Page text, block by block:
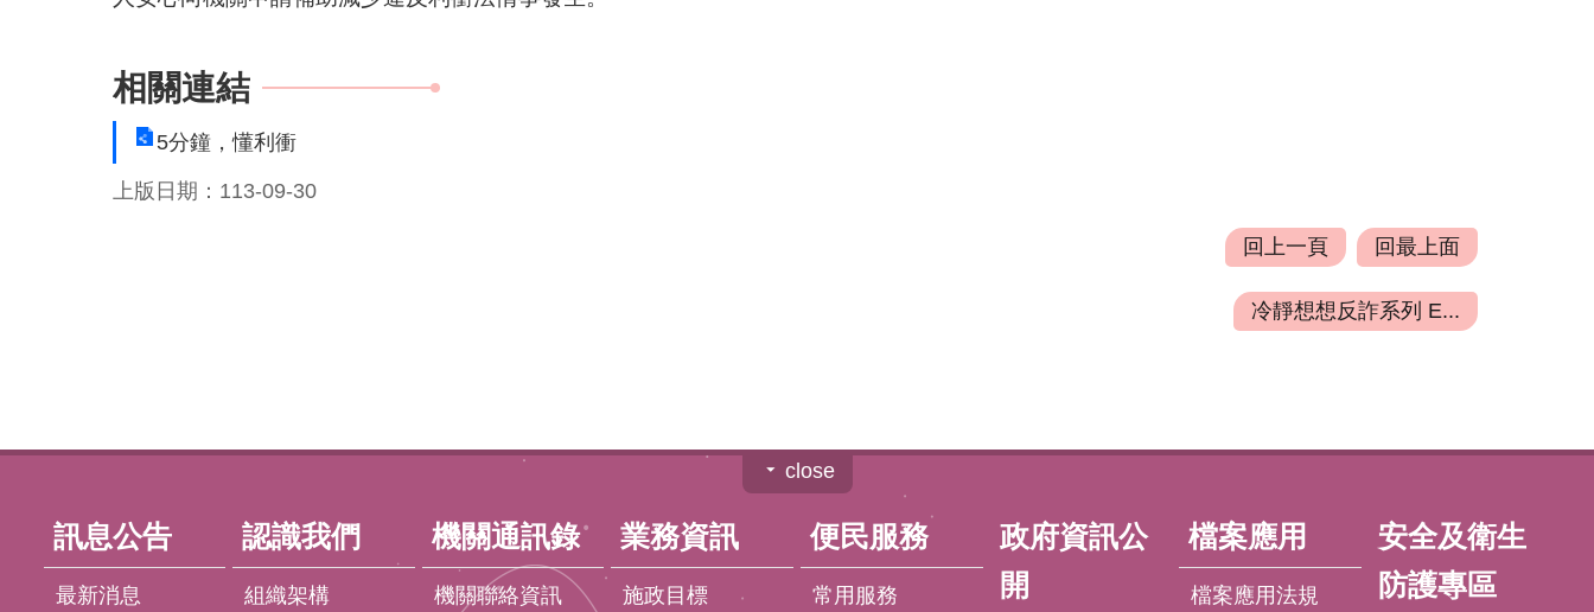
相關連結
5分鐘，懂利衝
上版日期：113-09-30
回上一頁 回最上面
冷靜想想反詐系列 E...
close
訊息公告
最新消息
認識我們
組織架構
機關通訊錄
機關聯絡資訊
業務資訊
施政目標
便民服務
常用服務
政府資訊公
開
檔案應用
檔案應用法規
安全及衛生
防護專區